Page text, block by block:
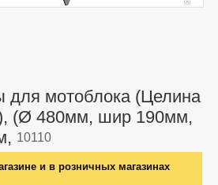
для мотоблока (Целина
(Ø 480мм, шир 190мм,
10110
и в розничных магазинах